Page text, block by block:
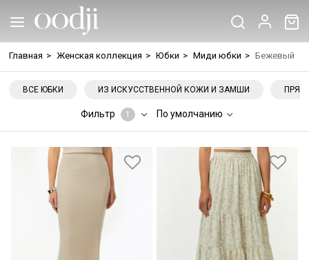
Главная > Женская коллекция > Юбки > Миди юбки > Бежевый
ВСЕ ЮБКИ ИЗ ИСКУССТВЕННОЙ КОЖИ И ЗАМШИ
Фильтр 1 По умолчанию